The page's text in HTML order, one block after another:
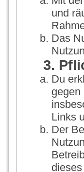
und
Das
3.
Du
gegen
Links
Der